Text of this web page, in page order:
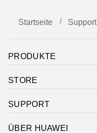
Startseite Support
PRODUKTE
STORE
SUPPORT
ÜBER HUAWEI